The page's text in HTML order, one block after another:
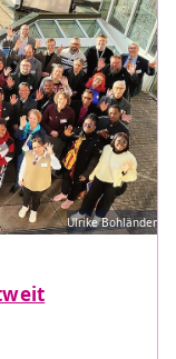
Ulrike Bohländer